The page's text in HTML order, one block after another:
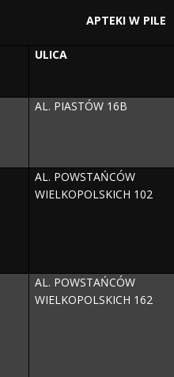
APTEKI W PILE
ULICA
AL. PIASTÓW 16B
AL. POWSTAŃCÓW
WIELKOPOLSKICH 102
AL. POWSTAŃCÓW
WIELKOPOLSKICH 162